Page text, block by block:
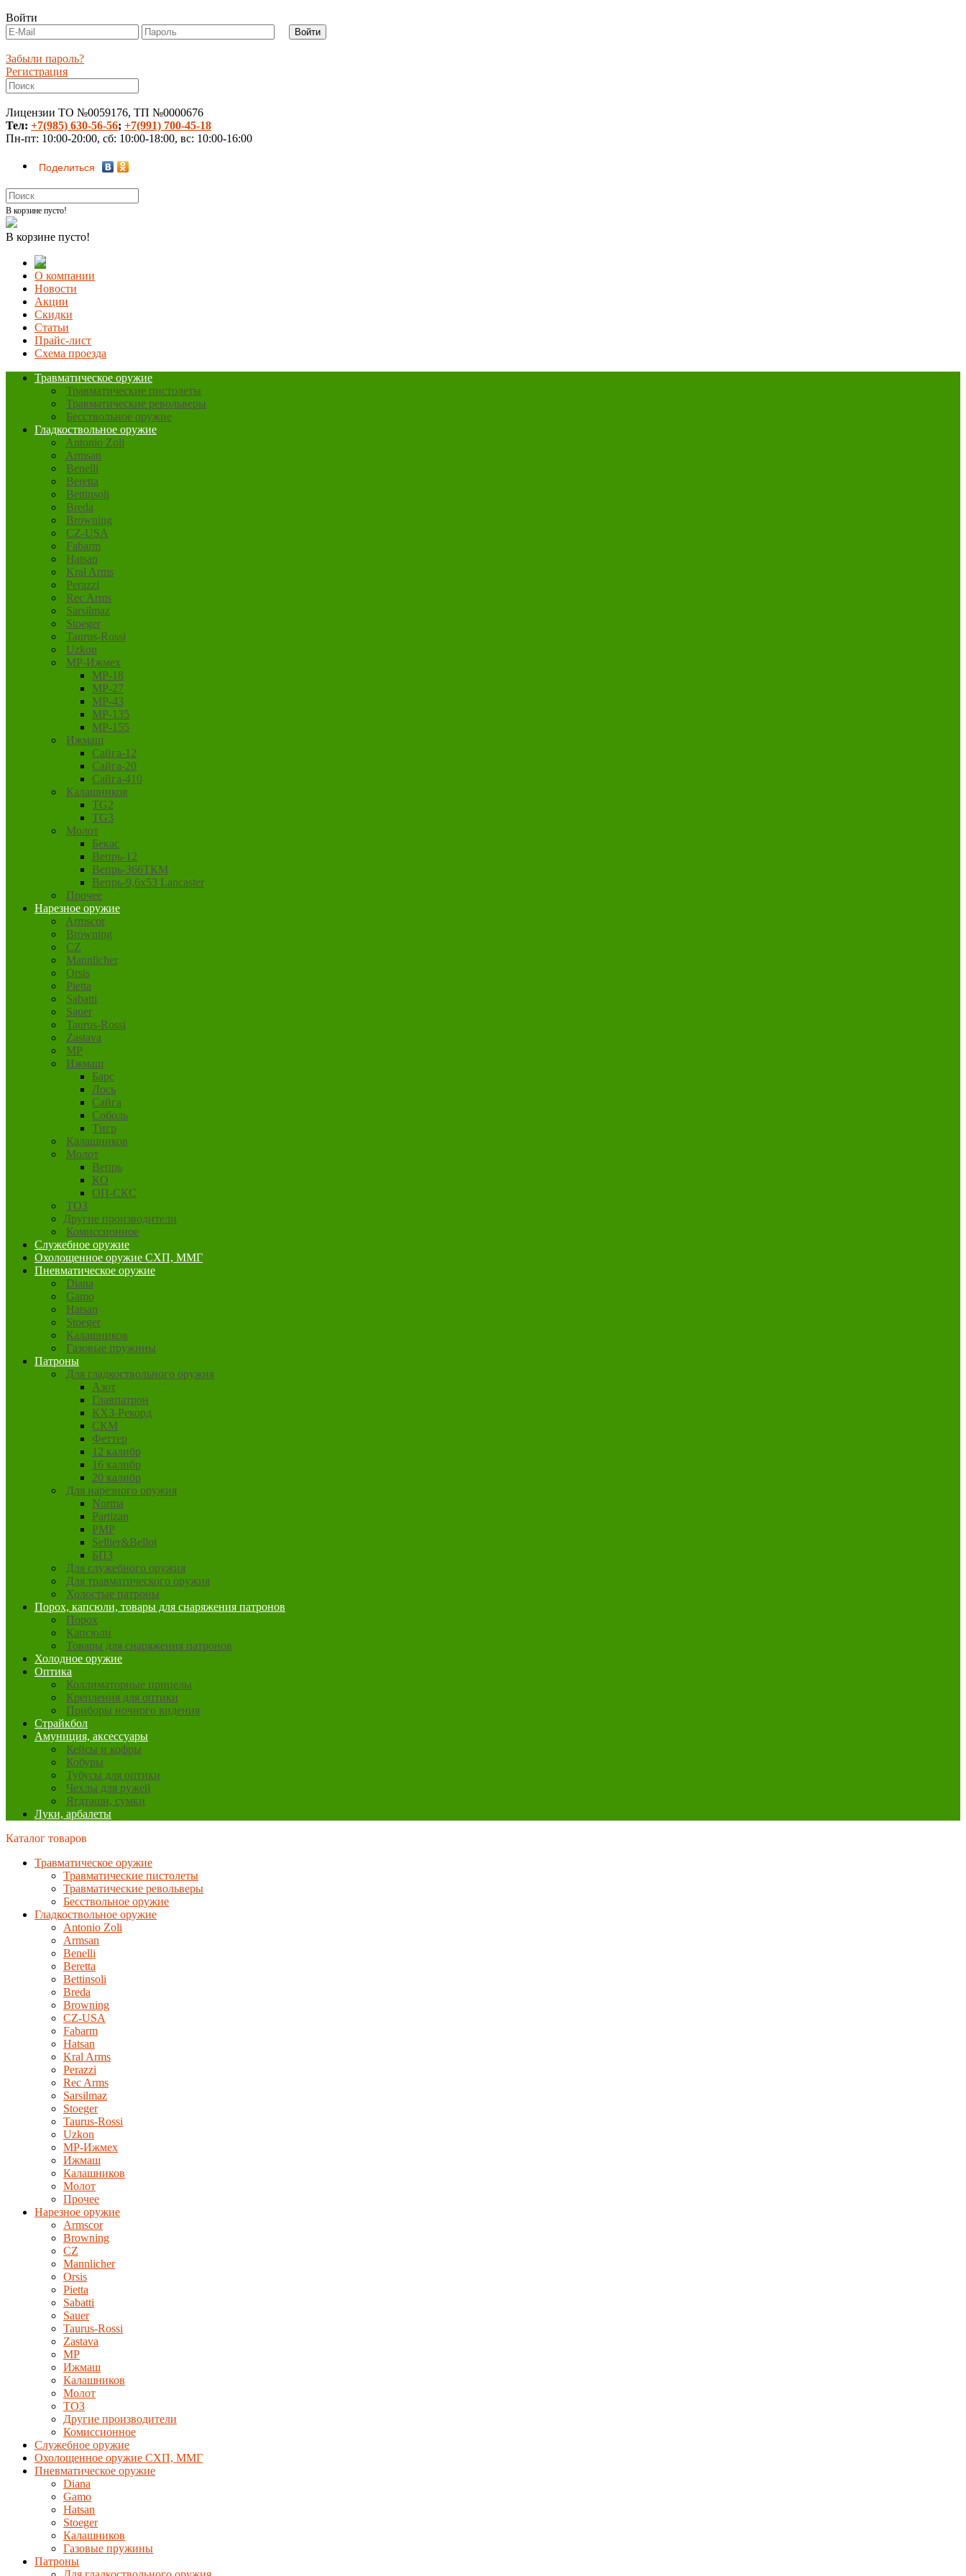
Войти
Забыли пароль?
Регистрация
Лицензии ТО №0059176, ТП №0000676
Тел: +7(985) 630-56-56; +7(991) 700-45-18
Пн-пт: 10:00-20:00, сб: 10:00-18:00, вс: 10:00-16:00
Поделиться
В корзине пусто!
В корзине пусто!
О компании
Новости
Акции
Скидки
Статьи
Прайс-лист
Схема проезда
Травматическое оружие
Травматические пистолеты
Травматические револьверы
Бесствольное оружие
Гладкоствольное оружие
Antonio Zoli
Armsan
Benelli
Beretta
Bettinsoli
Breda
Browning
CZ-USA
Fabarm
Hatsan
Kral Arms
Perazzi
Rec Arms
Sarsilmaz
Stoeger
Taurus-Rossi
Uzkon
MP-Ижмех
MP-18
MP-27
MP-43
MP-135
MP-155
Ижмаш
Сайга-12
Сайга-20
Сайга-410
Калашников
TG2
TG3
Молот
Бекас
Вепрь-12
Вепрь-366ТКМ
Вепрь-9,6х53 Lancaster
Прочее
Нарезное оружие
Armscor
Browning
CZ
Mannlicher
Orsis
Pietta
Sabatti
Sauer
Taurus-Rossi
Zastava
MP
Ижмаш
Барс
Лось
Сайга
Соболь
Тигр
Калашников
Молот
Вепрь
КО
ОП-СКС
ТОЗ
Другие производители
Комиссионное
Служебное оружие
Охолощенное оружие СХП, ММГ
Пневматическое оружие
Diana
Gamo
Hatsan
Stoeger
Калашников
Газовые пружины
Патроны
Для гладкоствольного оружия
Азот
Главпатрон
КХЗ-Рекорд
СКМ
Феттер
12 калибр
16 калибр
20 калибр
Для нарезного оружия
Norma
Partizan
PMP
Sellier&Bellot
БПЗ
Для служебного оружия
Для травматического оружия
Холостые патроны
Порох, капсюли, товары для снаряжения патронов
Порох
Капсюли
Товары для снаряжения патронов
Холодное оружие
Оптика
Коллиматорные прицелы
Крепления для оптики
Приборы ночного видения
Страйкбол
Амуниция, аксессуары
Кейсы и кофры
Кобуры
Тубусы для оптики
Чехлы для ружей
Ягдташи, сумки
Луки, арбалеты
Каталог товаров
Травматическое оружие
Травматические пистолеты
Травматические револьверы
Бесствольное оружие
Гладкоствольное оружие
Antonio Zoli
Armsan
Benelli
Beretta
Bettinsoli
Breda
Browning
CZ-USA
Fabarm
Hatsan
Kral Arms
Perazzi
Rec Arms
Sarsilmaz
Stoeger
Taurus-Rossi
Uzkon
MP-Ижмех
Ижмаш
Калашников
Молот
Прочее
Нарезное оружие
Armscor
Browning
CZ
Mannlicher
Orsis
Pietta
Sabatti
Sauer
Taurus-Rossi
Zastava
MP
Ижмаш
Калашников
Молот
ТОЗ
Другие производители
Комиссионное
Служебное оружие
Охолощенное оружие СХП, ММГ
Пневматическое оружие
Diana
Gamo
Hatsan
Stoeger
Калашников
Газовые пружины
Патроны